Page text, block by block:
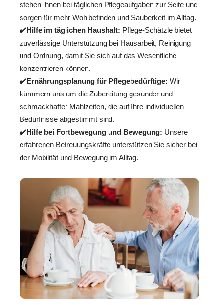
stehen Ihnen bei täglichen Pflegeaufgaben zur Seite und
sorgen für mehr Wohlbefinden und Sauberkeit im Alltag.
✔️Hilfe im täglichen Haushalt: Pflege-Schätzle bietet
zuverlässige Unterstützung bei Hausarbeit, Reinigung
und Ordnung, damit Sie sich auf das Wesentliche
konzentrieren können.
✔️Ernährungsplanung für Pflegebedürftige: Wir
kümmern uns um die Zubereitung gesunder und
schmackhafter Mahlzeiten, die auf Ihre individuellen
Bedürfnisse abgestimmt sind.
✔️Hilfe bei Fortbewegung und Bewegung: Unsere
erfahrenen Betreuungskräfte unterstützen Sie sicher bei
der Mobilität und Bewegung im Alltag.